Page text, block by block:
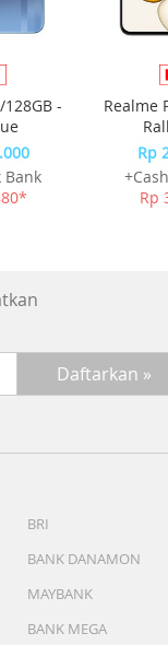
128GB -
Bank
Realme
Rp
Rp
BRI
BANK DANAMON
MAYBANK
BANK MEGA